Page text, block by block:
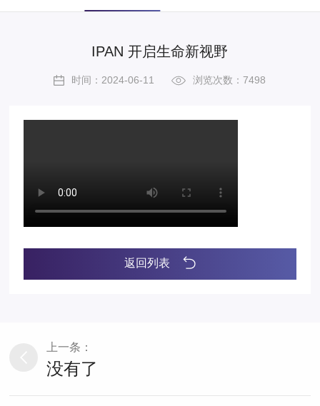
IPAN 开启生命新视野
时间：2024-06-11 浏览次数：7498
返回列表
上一条：
没有了